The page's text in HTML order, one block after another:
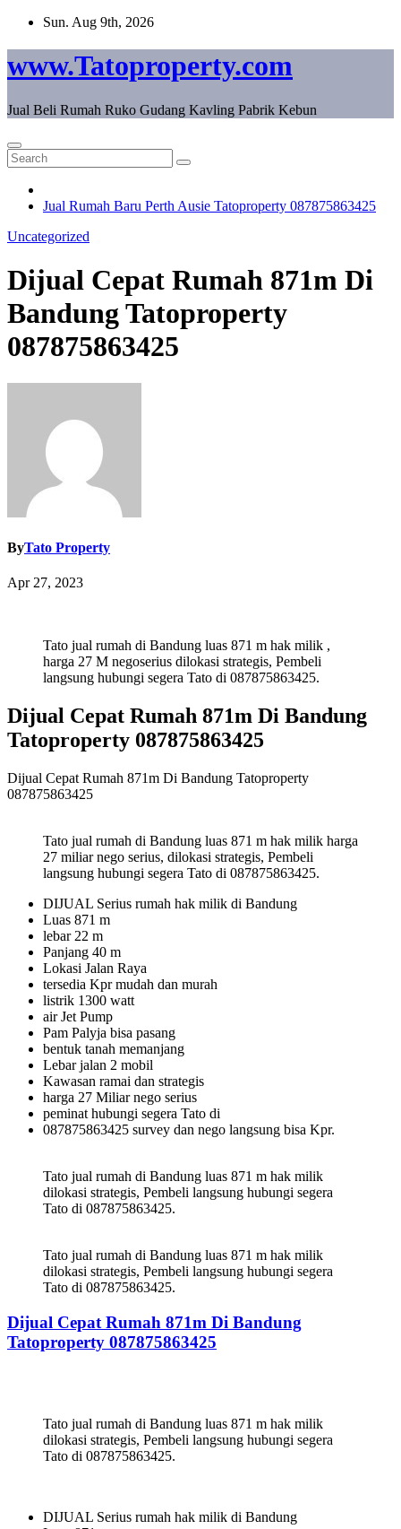
Skip
content
Sun. Aug 9th, 2026
www.Tatoproperty.com
Jual Beli Rumah Ruko Gudang Kavling Pabrik Kebun
Jual Rumah Baru Perth Ausie Tatoproperty 087875863425
Uncategorized
Dijual Cepat Rumah 871m Di
Bandung Tatoproperty
087875863425
ByTato Property
Apr 27, 2023
Tato jual rumah di Bandung luas 871 m hak milik ,
harga 27 M negoserius dilokasi strategis, Pembeli
langsung hubungi segera Tato di 087875863425.
Dijual Cepat Rumah 871m Di Bandung
Tatoproperty 087875863425
Dijual Cepat Rumah 871m Di Bandung Tatoproperty
087875863425
Tato jual rumah di Bandung luas 871 m hak milik harga
27 miliar nego serius, dilokasi strategis, Pembeli
langsung hubungi segera Tato di 087875863425.
DIJUAL Serius rumah hak milik di Bandung
Luas 871 m
lebar 22 m
Panjang 40 m
Lokasi Jalan Raya
tersedia Kpr mudah dan murah
listrik 1300 watt
air Jet Pump
Pam Palyja bisa pasang
bentuk tanah memanjang
Lebar jalan 2 mobil
Kawasan ramai dan strategis
harga 27 Miliar nego serius
peminat hubungi segera Tato di
087875863425 survey dan nego langsung bisa Kpr.
Tato jual rumah di Bandung luas 871 m hak milik
dilokasi strategis, Pembeli langsung hubungi segera
Tato di 087875863425.
Tato jual rumah di Bandung luas 871 m hak milik
dilokasi strategis, Pembeli langsung hubungi segera
Tato di 087875863425.
Dijual Cepat Rumah 871m Di Bandung
Tatoproperty 087875863425
Tato jual rumah di Bandung luas 871 m hak milik
dilokasi strategis, Pembeli langsung hubungi segera
Tato di 087875863425.
DIJUAL Serius rumah hak milik di Bandung